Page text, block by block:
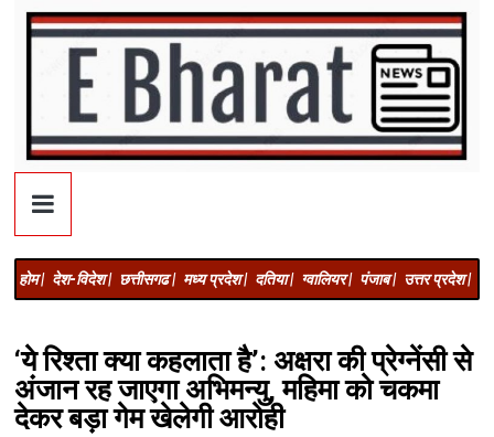
होम | देश-विदेश | छत्तीसगढ | मध्य प्रदेश | दतिया | ग्वालियर | पंजाब | उत्तर प्रदेश |
‘ये रिश्ता क्या कहलाता है’: अक्षरा की प्रेग्नेंसी से
अंजान रह जाएगा अभिमन्यु, महिमा को चकमा
देकर बड़ा गेम खेलेगी आरोही